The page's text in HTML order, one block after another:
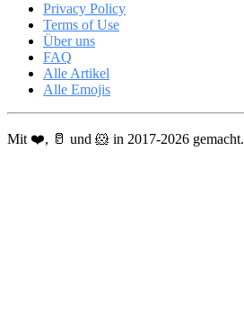
Privacy Policy
Terms of Use
Über uns
FAQ
Alle Artikel
Alle Emojis
Mit ❤️, 🥛 und 🐹 in 2017-2026 gemacht.